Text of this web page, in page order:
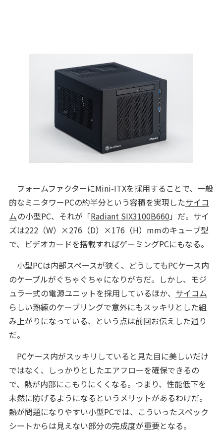
フォームファクターにMini-ITXを採用することで、一般
的なミニタワーPCの約半分という容積を実現したサイコ
ムの小型PC、それが「Radiant SIX3100B660 」だ。サイ
ズは222（W）×276（D）×176（H）mmのキューブ型
で、ビデオカードを搭載すればゲーミングPCにもなる。
小型PCは内部スペースが狭く、どうしてもPCケース内
のケーブルがぐちゃぐちゃになりがちだ。しかし、モジ
ュラー式の電源ユニットを採用しているほか、 サイコム
らしい熟練のケーブリングで意外にもスッキリとした組
み上がりになっている、という点は前回お伝えした通り
だ。
PCケース内がスッキリしていると見た目に美しいだけ
ではなく、しっかりとしたエアフローを確保できるの
で、熱が内部にこもりにくくなる。つまり、性能低下を
未然に防げるようになるというメリットがあるわけだ。
熱が問題になりやすい小型PCでは、こういったスペック
シートからは見えない部分の完成度が重要となる。